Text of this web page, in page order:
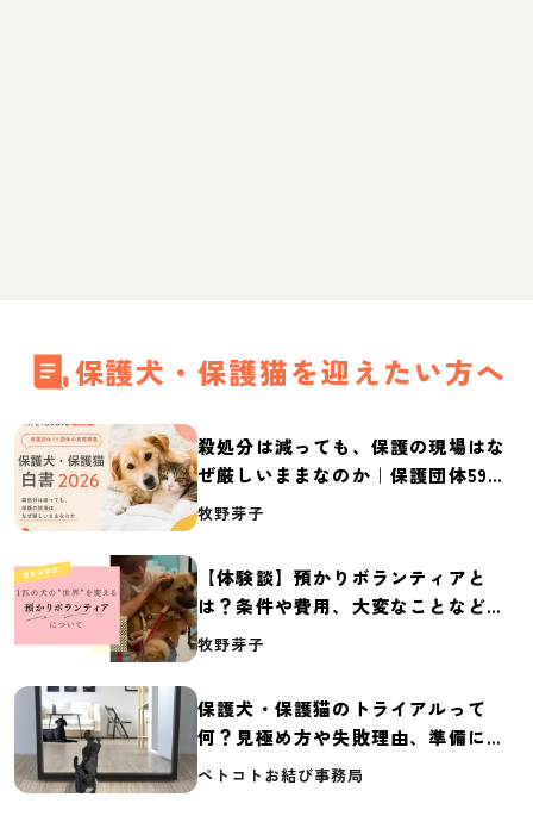
保護犬・保護猫を迎えたい方へ
殺処分は減っても、保護の現場はな
ぜ厳しいままなのか｜保護団体59団
体の実態調査【保護犬・保護猫白書
牧野芽子
【体験談】預かりボランティアと
は？条件や費用、大変なことなど紹
介
牧野芽子
保護犬・保護猫のトライアルって
何？見極め方や失敗理由、準備に必
要なものを紹介
ペトコトお結び事務局